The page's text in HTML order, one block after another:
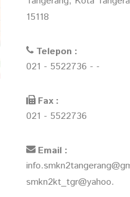
15118
Telepon :
021 - 5522736 - -
Fax :
021 - 5522736
Email :
smkn2kt_tgr@yahoo.